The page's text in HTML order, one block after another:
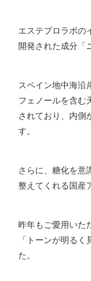
エステプロラボの
開発された成分「
スペイン地中海沿
フェノールを含む
されており、内側
す。
さらに、糖化を意
整えてくれる国産
昨年もご愛用いた
「トーンが明る
た。